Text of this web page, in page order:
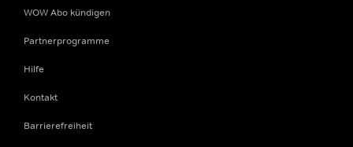
WOW Abo kündigen
Partnerprogramme
Hilfe
Kontakt
Barrierefreiheit